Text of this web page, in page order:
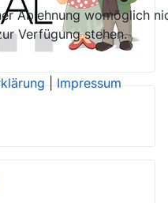
Ablehnung womöglich
Verfügung stehen.
Impressum